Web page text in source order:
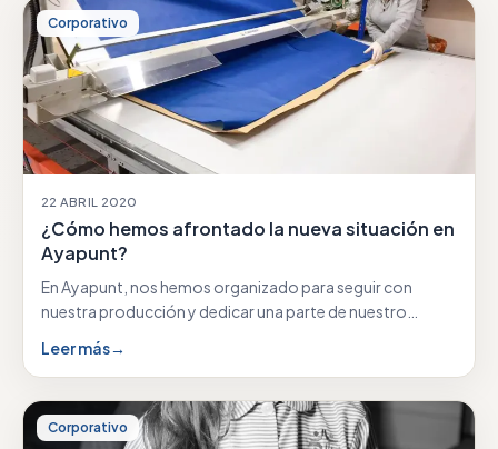
Corporativo
22 ABRIL 2020
¿Cómo hemos afrontado la nueva situación en
Ayapunt?
En Ayapunt, nos hemos organizado para seguir con
nuestra producción y dedicar una parte de nuestro…
Leer más→
Corporativo